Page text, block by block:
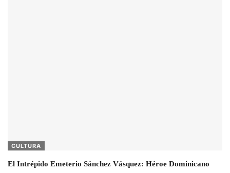
CULTURA
El Intrépido Emeterio Sánchez Vásquez: Héroe Dominicano